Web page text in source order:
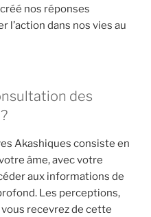
nos réponses
l’action dans nos vies au
des
Akashiques consiste en
âme, avec votre
aux informations de
Les perceptions,
recevrez de cette